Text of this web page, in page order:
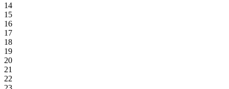
14
15
16
17
18
19
20
21
22